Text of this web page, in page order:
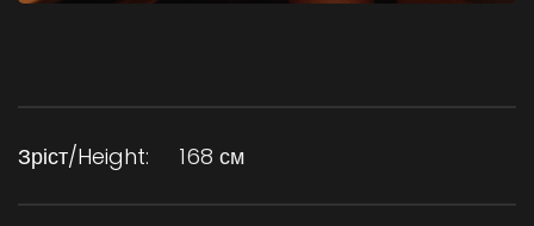
Зріст/Height: 168 см